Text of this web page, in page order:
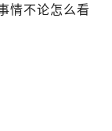
情不论怎么看